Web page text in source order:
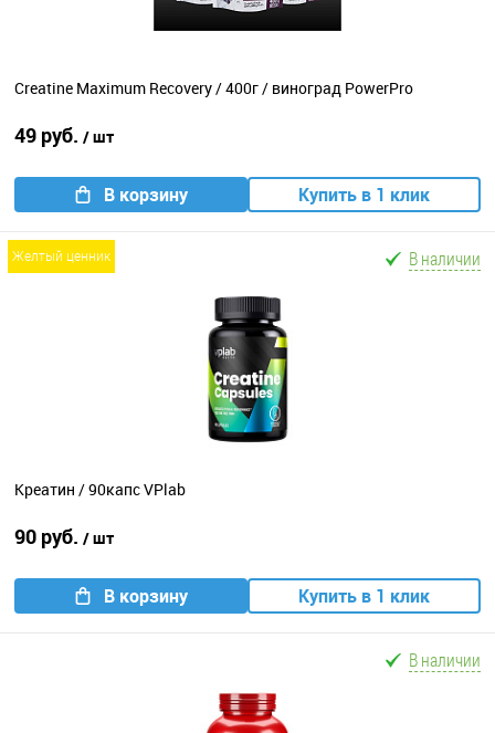
Creatine Maximum Recovery / 400г / виноград PowerPro
49 руб. / шт
В корзину Купить в 1 клик
желтый ценник В наличии
Креатин / 90капс VPlab
90 руб. / шт
В корзину Купить в 1 клик
В наличии